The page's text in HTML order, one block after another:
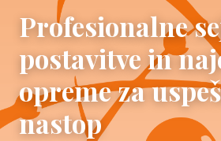
Profesionalne
postavitve in
opreme za
nastop